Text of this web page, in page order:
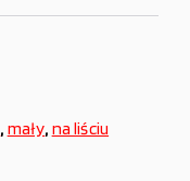
, mały, na liściu